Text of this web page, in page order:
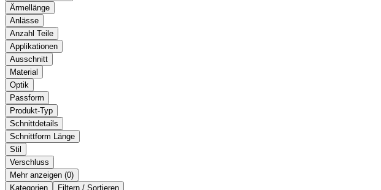
Ärmellänge
Anlässe
Anzahl Teile
Applikationen
Ausschnitt
Material
Optik
Passform
Produkt-Typ
Schnittdetails
Schnittform Länge
Stil
Verschluss
Mehr anzeigen ( )
Kategorien
Filtern / Sortieren